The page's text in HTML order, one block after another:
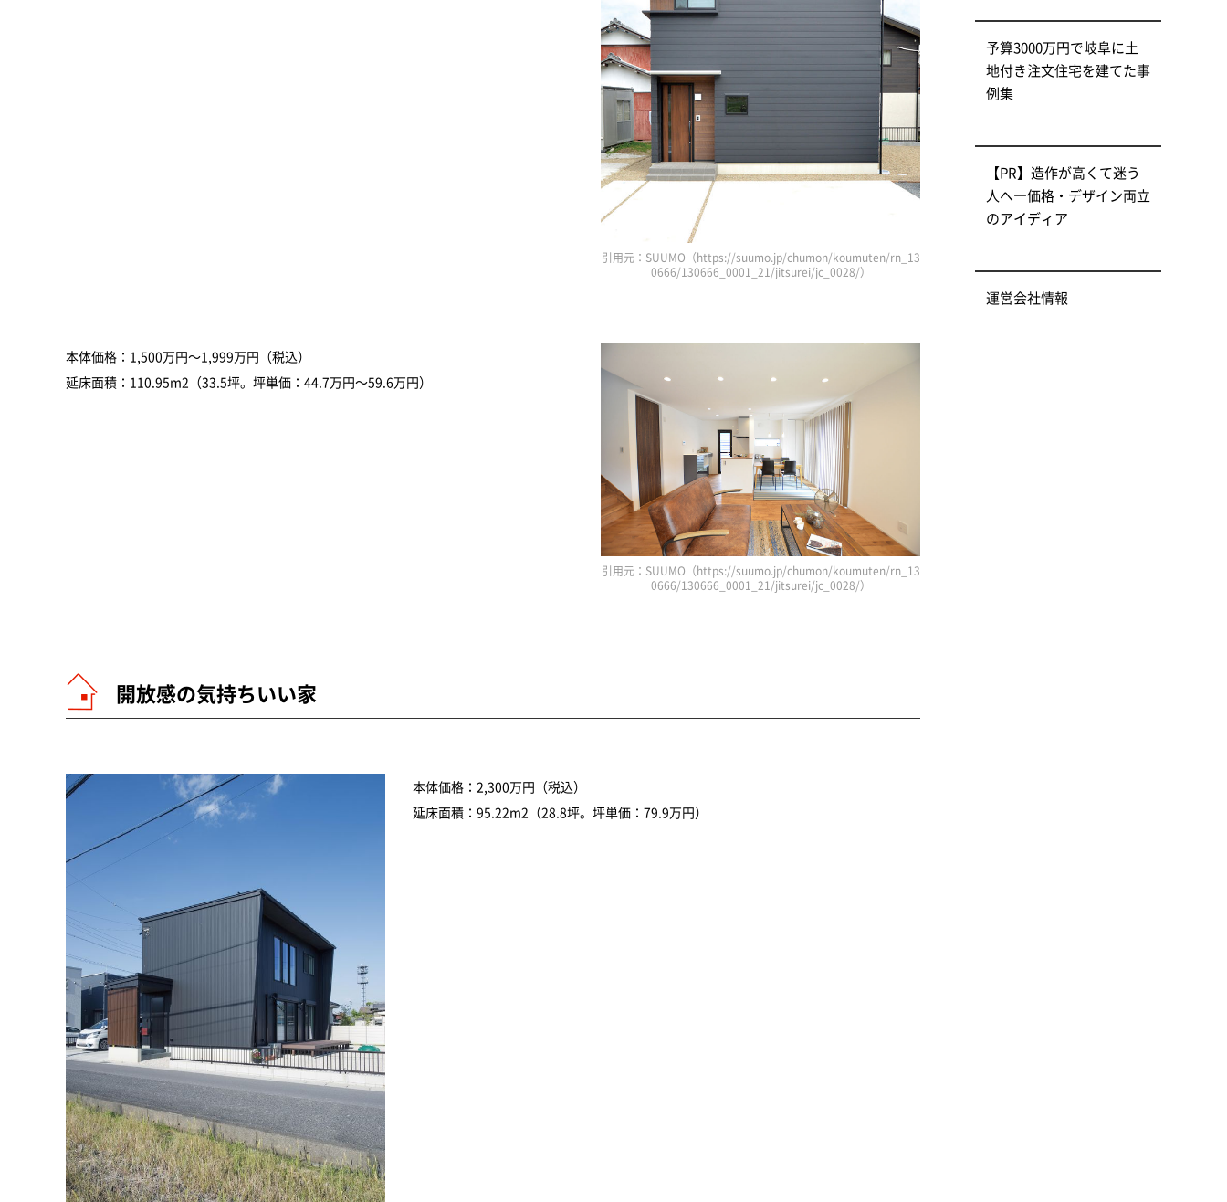
引用元：SUUMO（https://suumo.jp/chumon/koumuten/rn_13
0666/130666_0001_21/jitsurei/jc_0028/）
引用元：SUUMO（https://suumo.jp/chumon/koumuten/rn_13
0666/130666_0001_21/jitsurei/jc_0028/）
本体価格：1,500万円～1,999万円（税込）
延床面積：110.95m2（33.5坪。坪単価：44.7万円～59.6万円）
開放感の気持ちいい家
本体価格：2,300万円（税込）
延床面積：95.22m2（28.8坪。坪単価：79.9万円）
予算3000万円で岐阜に土
地付き注文住宅を建てた事
例集
【PR】造作が高くて迷う
人へ―価格・デザイン両立
のアイディア
運営会社情報